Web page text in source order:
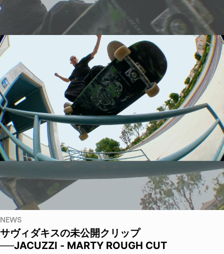
NEWS
サヴィダキスの未公開クリップ
──JACUZZI - MARTY ROUGH CUT